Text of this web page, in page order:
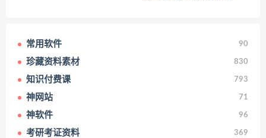
常用软件 90
珍藏资料素材 830
知识付费课 793
神网站 71
神软件 96
考研考证资料 369